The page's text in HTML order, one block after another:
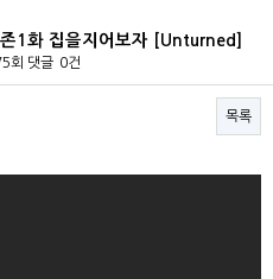
1화 집을지어보자 [Unturned]
회 댓글 0건
목록